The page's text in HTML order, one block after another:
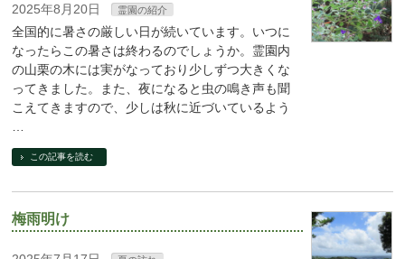
2025年8月20日 霊園の紹介
全国的に暑さの厳しい日が続いています。いつに
なったらこの暑さは終わるのでしょうか。霊園内
の山栗の木には実がなっており少しずつ大きくな
ってきました。また、夜になると虫の鳴き声も聞
こえてきますので、少しは秋に近づいているよう
この記事を読む
梅雨明け